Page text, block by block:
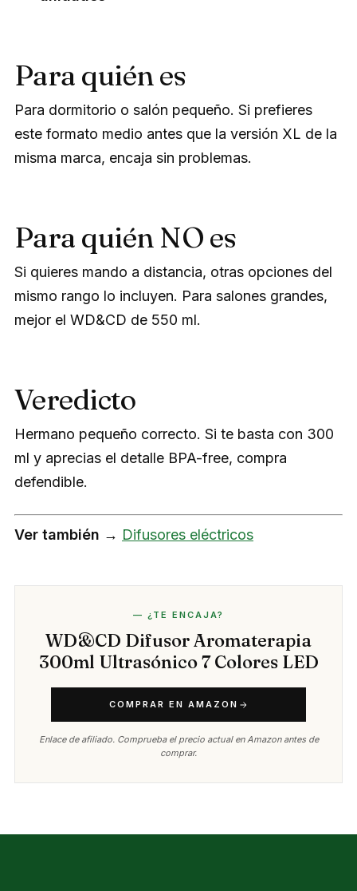
Para quién es
Para dormitorio o salón pequeño. Si prefieres
este formato medio antes que la versión XL de la
misma marca, encaja sin problemas.
Para quién NO es
Si quieres mando a distancia, otras opciones del
mismo rango lo incluyen. Para salones grandes,
mejor el WD&CD de 550 ml.
Veredicto
Hermano pequeño correcto. Si te basta con 300
ml y aprecias el detalle BPA-free, compra
defendible.
Ver también → Difusores eléctricos
— ¿TE ENCAJA?
WD&CD Difusor Aromaterapia
300ml Ultrasónico 7 Colores LED
COMPRAR EN AMAZON
Enlace de afiliado. Comprueba el precio actual en Amazon antes de
comprar.